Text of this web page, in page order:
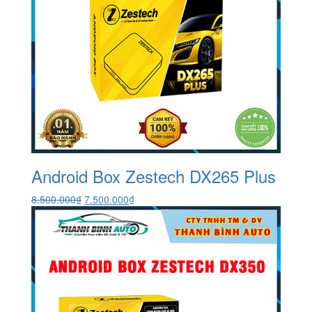
Android Box Zestech DX265 Plus
8.500.000₫ Giá
gốc
là:
8.500.000₫.
7.500.000₫Giá
hiện
tại